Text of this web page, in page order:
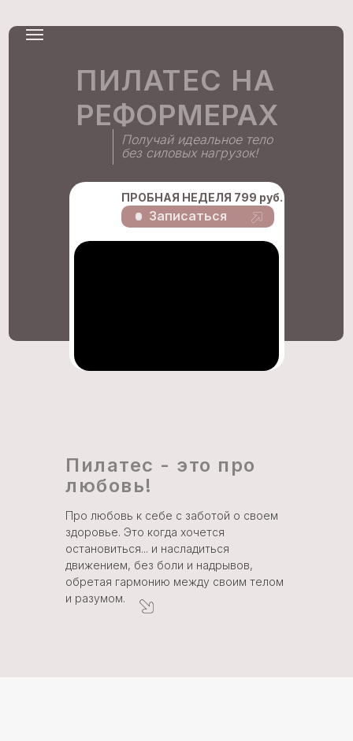
Получай идеальное тело
без силовых нагрузок!
РЕФОРМЕРАХ
ПИЛАТЕС НА
ПРОБНАЯ НЕДЕЛЯ 799 руб.
Записаться
Пилатес - это про
любовь!
Про любовь к себе с заботой о своем
здоровье. Это когда хочется
остановиться... и насладиться
движением, без боли и надрывов,
обретая гармонию между своим телом
и разумом.